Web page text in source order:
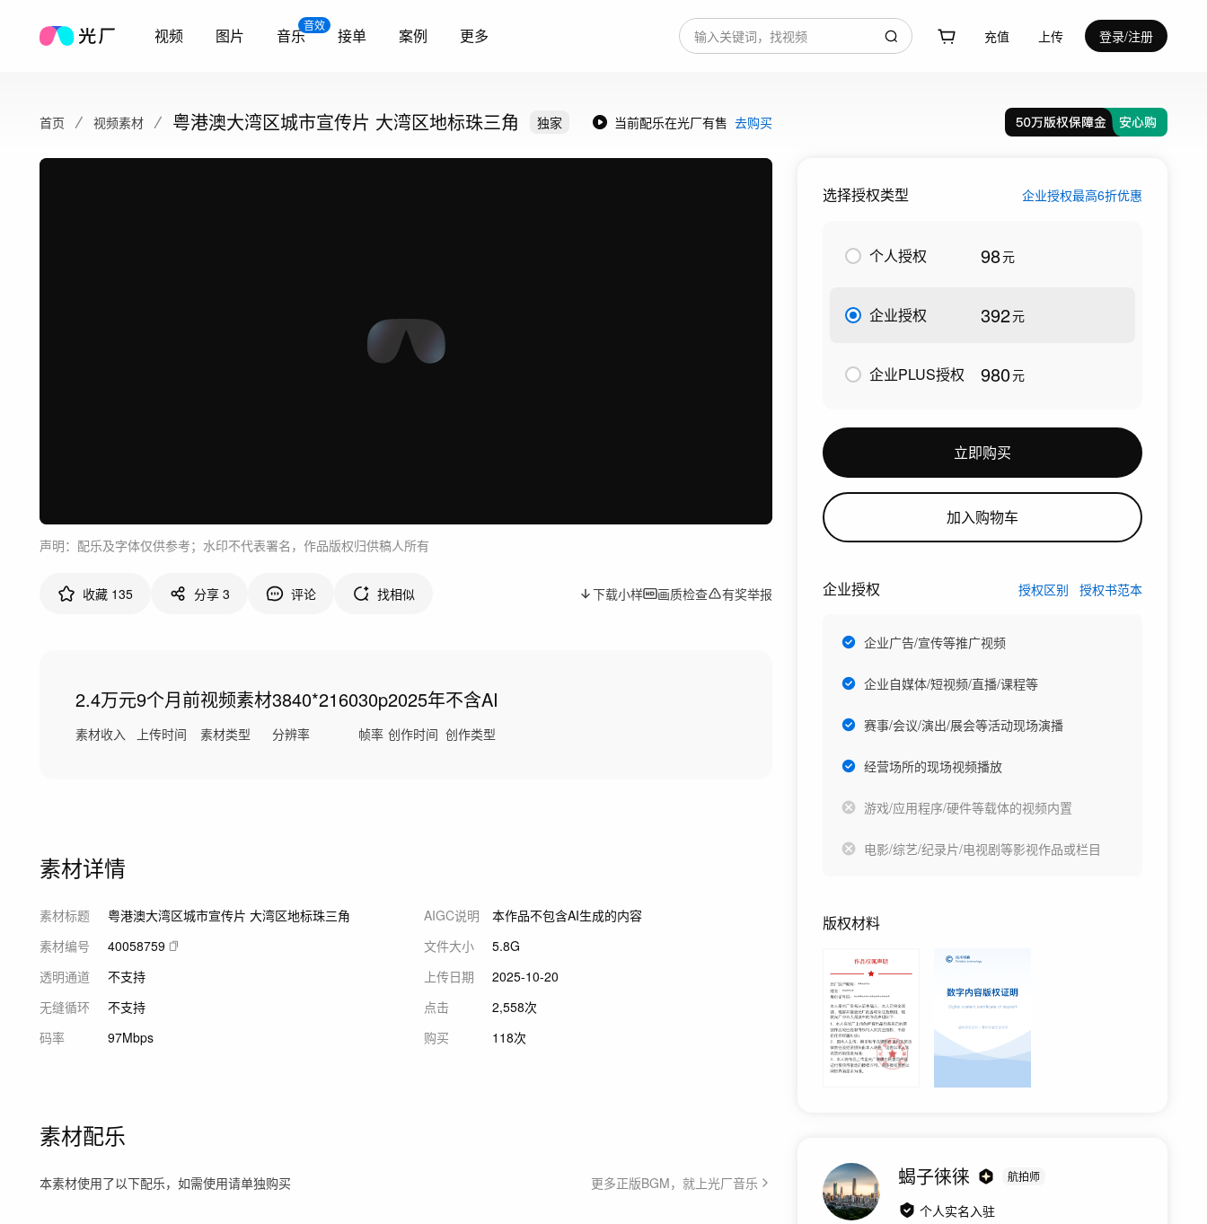
视频 图片
音效
音乐 接单 案例 更多 充值 上传 登录/注册
首页 视频素材 粤港澳大湾区城市宣传片 大湾区地标珠三角 独家 当前配乐在光厂有售 去购买
声明：配乐及字体仅供参考；水印不代表署名，作品版权归供稿人所有
收藏 135 分享 3 评论 找相似 下载小样 画质检查 有奖举报
2.4万元
素材收入
9个月前
上传时间
视频素材
素材类型
3840*2160
分辨率
30p
帧率
2025年
创作时间
不含AI
创作类型
素材详情
素材标题
粤港澳大湾区城市宣传片 大湾区地标珠三角
素材编号
40058759
透明通道
不支持
无缝循环
不支持
码率
97Mbps
AIGC说明
本作品不包含AI生成的内容
文件大小
5.8G
上传日期
2025-10-20
点击
2,558次
购买
118次
素材配乐
本素材使用了以下配乐，如需使用请单独购买 更多正版BGM，就上光厂音乐
选择授权类型 企业授权最高6折优惠
个人授权 98元
企业授权 392元
企业PLUS授权 980元
立即购买
加入购物车
企业授权 授权区别 授权书范本
企业广告/宣传等推广视频
企业自媒体/短视频/直播/课程等
赛事/会议/演出/展会等活动现场演播
经营场所的现场视频播放
游戏/应用程序/硬件等载体的视频内置
电影/综艺/纪录片/电视剧等影视作品或栏目
版权材料
蝎子徕徕 航拍师
个人实名入驻